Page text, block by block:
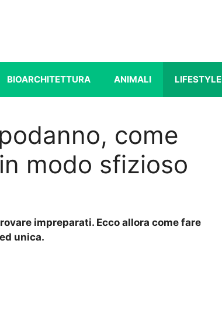
BIOARCHITETTURA ANIMALI LIFESTYLE
come
modo sfizioso
impreparati. Ecco allora come fare
unica.